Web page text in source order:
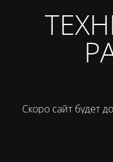
Скоро сайт будет